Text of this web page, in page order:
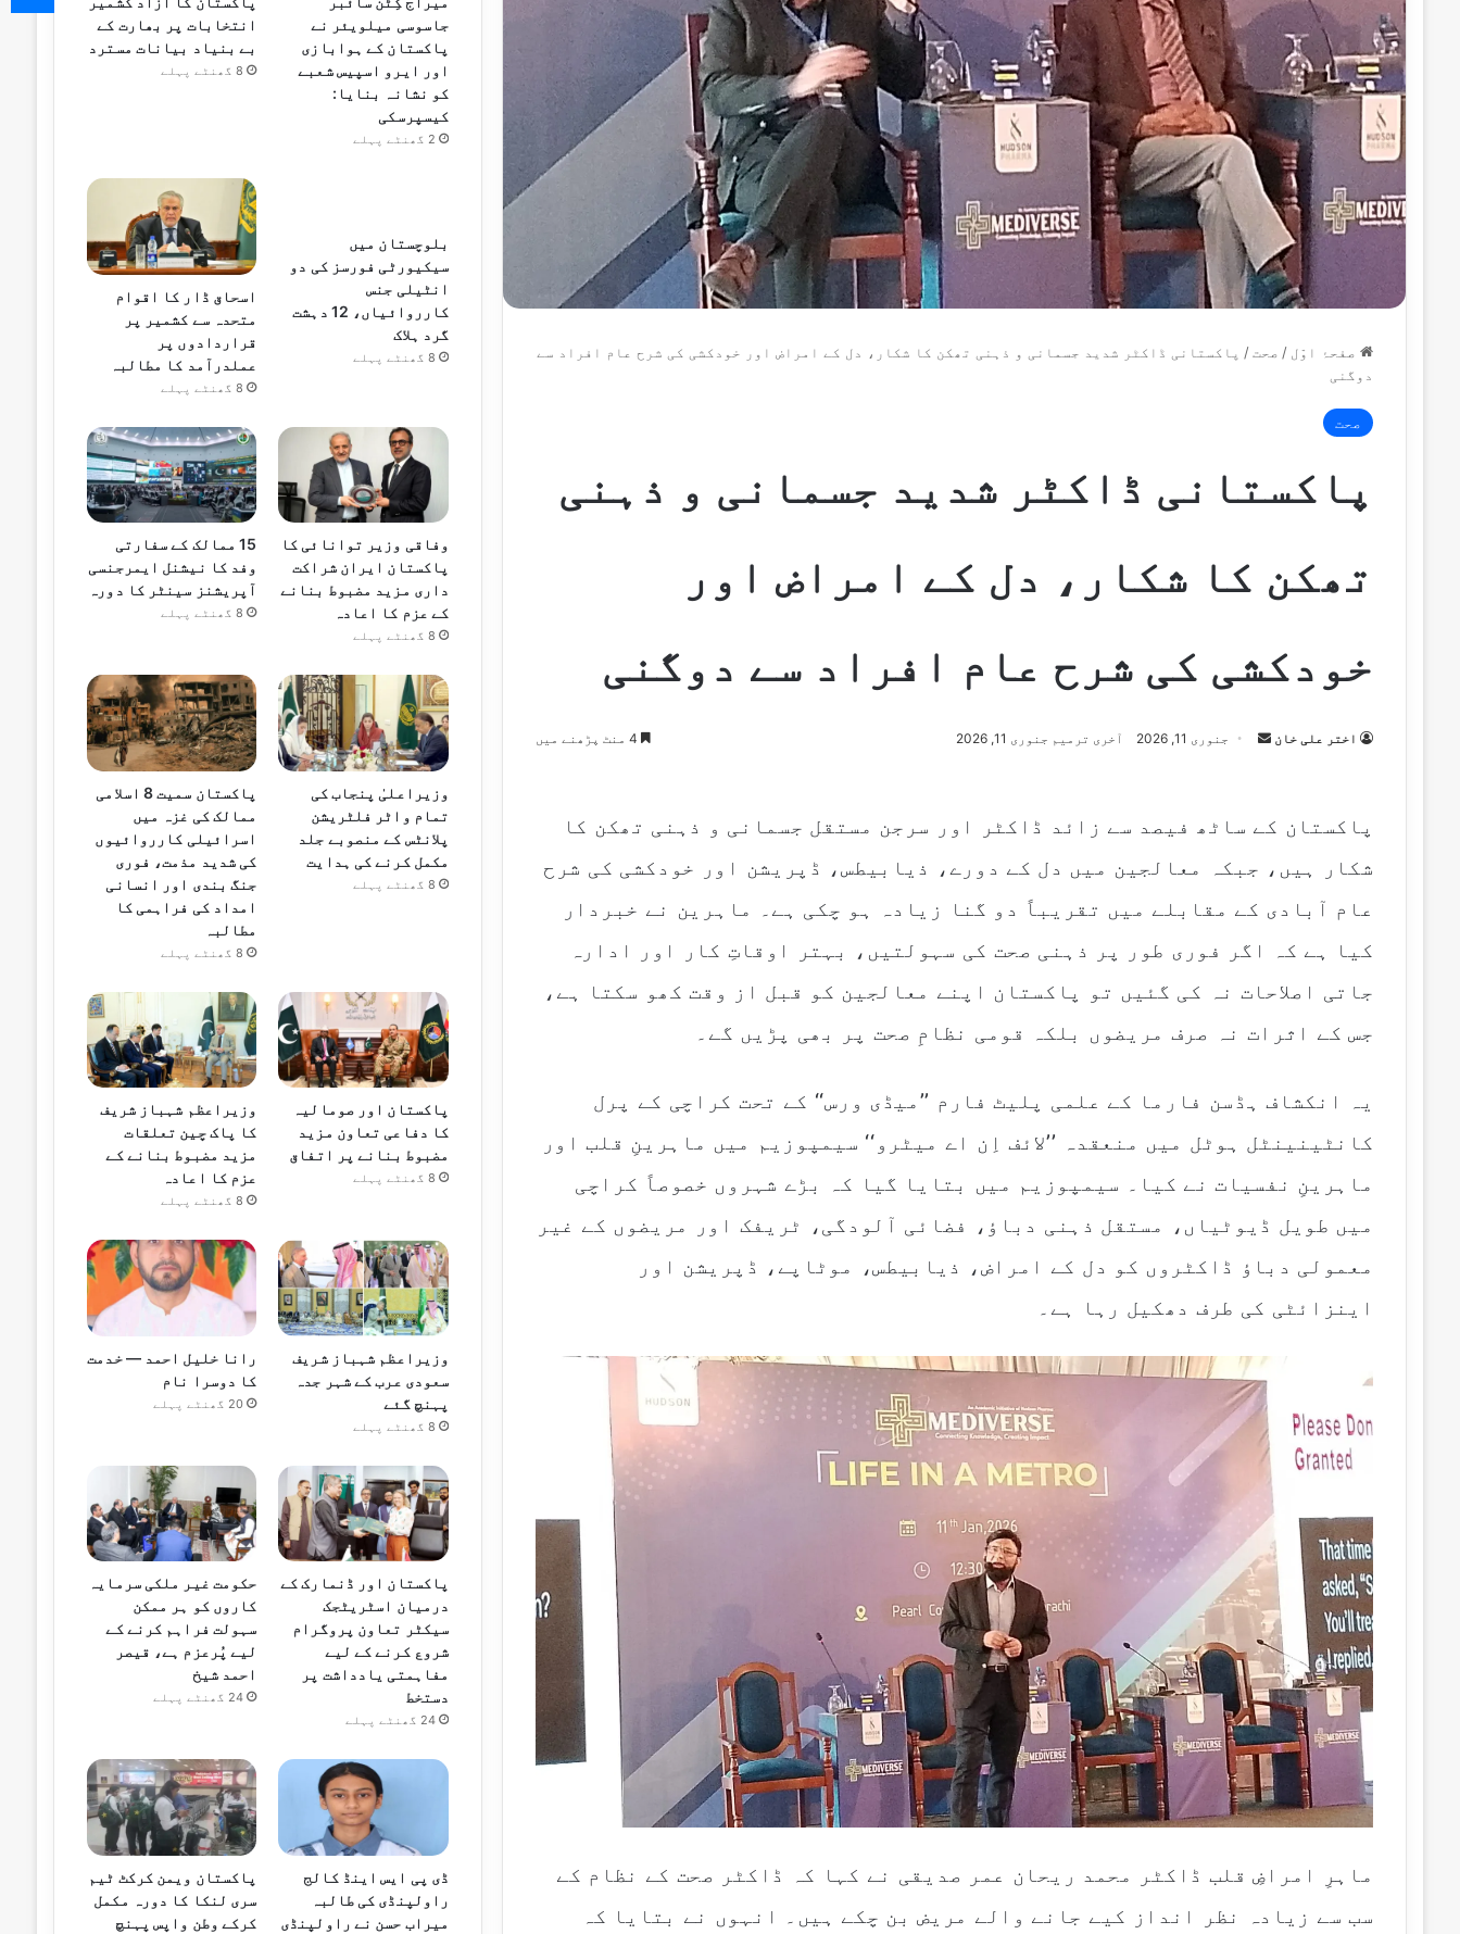
صفحۂ اوّل / صحت / پاکستانی ڈاکٹر شدید جسمانی و ذہنی تھکن کا شکار، دل کے امراض اور خودکشی کی شرح عام افراد سے
دوگنی
صحت
پاکستانی ڈاکٹر شدید جسمانی و ذہنی
تھکن کا شکار، دل کے امراض اور
خودکشی کی شرح عام افراد سے دوگنی
اختر علی خان
S
n
m
l
جنوری 11, 2026 آخری ترمیم جنوری 11, 2026 4 منٹ پڑھنے میں
پاکستان کے ساٹھ فیصد سے زائد ڈاکٹر اور سرجن مستقل جسمانی و ذہنی تھکن کا
شکار ہیں، جبکہ معالجین میں دل کے دورے، ذیابیطس، ڈپریشن اور خودکشی کی شرح
عام آبادی کے مقابلے میں تقریباً دو گنا زیادہ ہو چکی ہے۔ ماہرین نے خبردار
کیا ہے کہ اگر فوری طور پر ذہنی صحت کی سہولتیں، بہتر اوقاتِ کار اور ادارہ
جاتی اصلاحات نہ کی گئیں تو پاکستان اپنے معالجین کو قبل از وقت کھو سکتا ہے،
جس کے اثرات نہ صرف مریضوں بلکہ قومی نظامِ صحت پر بھی پڑیں گے۔
یہ انکشاف ہڈسن فارما کے علمی پلیٹ فارم ’’میڈی ورس‘‘ کے تحت کراچی کے پرل
کانٹینینٹل ہوٹل میں منعقدہ ’’لائف اِن اے میٹرو‘‘ سیمپوزیم میں ماہرینِ قلب اور
ماہرینِ نفسیات نے کیا۔ سیمپوزیم میں بتایا گیا کہ بڑے شہروں خصوصاً کراچی
میں طویل ڈیوٹیاں، مستقل ذہنی دباؤ، فضائی آلودگی، ٹریفک اور مریضوں کے غیر
معمولی دباؤ ڈاکٹروں کو دل کے امراض، ذیابیطس، موٹاپے، ڈپریشن اور
اینزائٹی کی طرف دھکیل رہا ہے۔
ماہرِ امراضِ قلب ڈاکٹر محمد ریحان عمر صدیقی نے کہا کہ ڈاکٹر صحت کے نظام کے
سب سے زیادہ نظر انداز کیے جانے والے مریض بن چکے ہیں۔ انہوں نے بتایا کہ
جاسوسی میلویئر نے
پاکستان کے ہوابازی
اور ایرو اسپیس شعبے
کو نشانہ بنایا:
کیسپرسکی
2 گھنٹے پہلے
انتخابات پر بھارت کے
بے بنیاد بیانات مسترد
8 گھنٹے پہلے
بلوچستان میں
سیکیورٹی فورسز کی دو
انٹیلی جنس
کارروائیاں، 12 دہشت
گرد ہلاک
8 گھنٹے پہلے
اسحاق ڈار کا اقوام
متحدہ سے کشمیر پر
قراردادوں پر
عملدرآمد کا مطالبہ
8 گھنٹے پہلے
وفاقی وزیر توانائی کا
پاکستان ایران شراکت
داری مزید مضبوط بنانے
کے عزم کا اعادہ
8 گھنٹے پہلے
15 ممالک کے سفارتی
وفد کا نیشنل ایمرجنسی
آپریشنز سینٹر کا دورہ
8 گھنٹے پہلے
وزیراعلیٰ پنجاب کی
تمام واٹر فلٹریشن
پلانٹس کے منصوبے جلد
مکمل کرنے کی ہدایت
8 گھنٹے پہلے
پاکستان سمیت 8 اسلامی
ممالک کی غزہ میں
اسرائیلی کارروائیوں
کی شدید مذمت، فوری
جنگ بندی اور انسانی
امداد کی فراہمی کا
مطالبہ
8 گھنٹے پہلے
پاکستان اور صومالیہ
کا دفاعی تعاون مزید
مضبوط بنانے پر اتفاق
8 گھنٹے پہلے
وزیراعظم شہباز شریف
کا پاک چین تعلقات
مزید مضبوط بنانے کے
عزم کا اعادہ
8 گھنٹے پہلے
وزیراعظم شہباز شریف
سعودی عرب کے شہر جدہ
پہنچ گئے
8 گھنٹے پہلے
رانا خلیل احمد — خدمت
کا دوسرا نام
20 گھنٹے پہلے
پاکستان اور ڈنمارک کے
درمیان اسٹریٹجک
سیکٹر تعاون پروگرام
شروع کرنے کے لیے
مفاہمتی یادداشت پر
دستخط
24 گھنٹے پہلے
حکومت غیر ملکی سرمایہ
کاروں کو ہر ممکن
سہولت فراہم کرنے کے
لیے پُرعزم ہے، قیصر
احمد شیخ
24 گھنٹے پہلے
ڈی پی ایس اینڈ کالج
راولپنڈی کی طالبہ
میراب حسن نے راولپنڈی
پاکستان ویمن کرکٹ ٹیم
سری لنکا کا دورہ مکمل
کرکے وطن واپس پہنچ